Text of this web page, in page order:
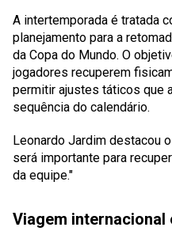
A intertemporada é tratada
planejamento para a
da Copa do Mundo. O
jogadores recuperem
permitir ajustes táticos que
sequência do calendário.
Leonardo Jardim destacou
será importante para
da equipe."
Viagem